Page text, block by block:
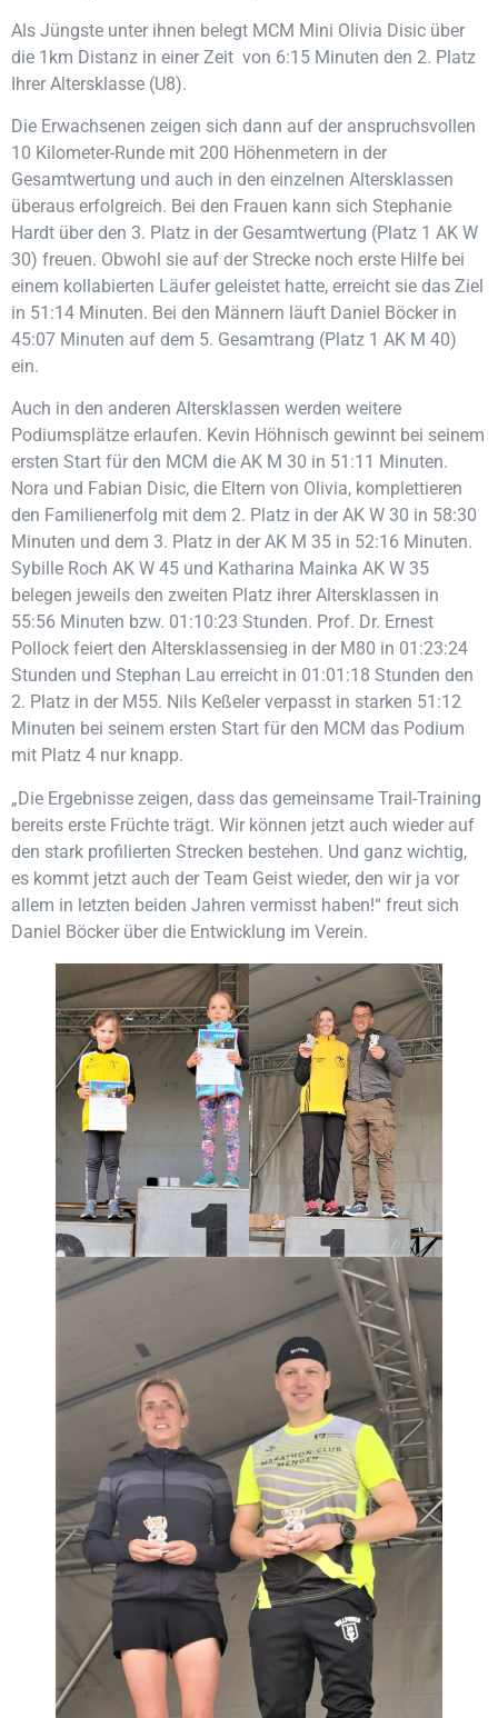
Als Jüngste unter ihnen belegt MCM Mini Olivia Disic über
die 1km Distanz in einer Zeit von 6:15 Minuten den 2. Platz
Ihrer Altersklasse (U8).
Die Erwachsenen zeigen sich dann auf der anspruchsvollen
10 Kilometer-Runde mit 200 Höhenmetern in der
Gesamtwertung und auch in den einzelnen Altersklassen
überaus erfolgreich. Bei den Frauen kann sich Stephanie
Hardt über den 3. Platz in der Gesamtwertung (Platz 1 AK W
30) freuen. Obwohl sie auf der Strecke noch erste Hilfe bei
einem kollabierten Läufer geleistet hatte, erreicht sie das Ziel
in 51:14 Minuten. Bei den Männern läuft Daniel Böcker in
45:07 Minuten auf dem 5. Gesamtrang (Platz 1 AK M 40)
ein.
Auch in den anderen Altersklassen werden weitere
Podiumsplätze erlaufen. Kevin Höhnisch gewinnt bei seinem
ersten Start für den MCM die AK M 30 in 51:11 Minuten.
Nora und Fabian Disic, die Eltern von Olivia, komplettieren
den Familienerfolg mit dem 2. Platz in der AK W 30 in 58:30
Minuten und dem 3. Platz in der AK M 35 in 52:16 Minuten.
Sybille Roch AK W 45 und Katharina Mainka AK W 35
belegen jeweils den zweiten Platz ihrer Altersklassen in
55:56 Minuten bzw. 01:10:23 Stunden. Prof. Dr. Ernest
Pollock feiert den Altersklassensieg in der M80 in 01:23:24
Stunden und Stephan Lau erreicht in 01:01:18 Stunden den
2. Platz in der M55. Nils Keßeler verpasst in starken 51:12
Minuten bei seinem ersten Start für den MCM das Podium
mit Platz 4 nur knapp.
„Die Ergebnisse zeigen, dass das gemeinsame Trail-Training
bereits erste Früchte trägt. Wir können jetzt auch wieder auf
den stark profilierten Strecken bestehen. Und ganz wichtig,
es kommt jetzt auch der Team Geist wieder, den wir ja vor
allem in letzten beiden Jahren vermisst haben!“ freut sich
Daniel Böcker über die Entwicklung im Verein.